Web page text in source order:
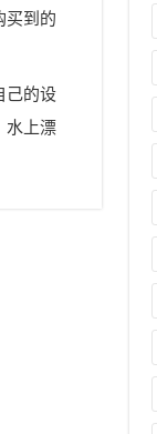
买到的
己的设
水上漂